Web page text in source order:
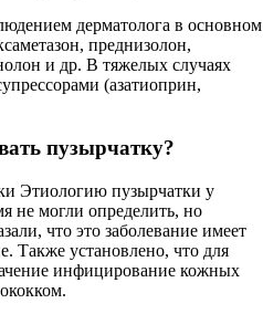
дерматолога в основном
преднизолон,
и др. В тяжелых случаях
(азатиоприн,
пузырчатку?
Этиологию пузырчатки у
не могли определить, но
что это заболевание имеет
Также установлено, что для
инфицирование кожных